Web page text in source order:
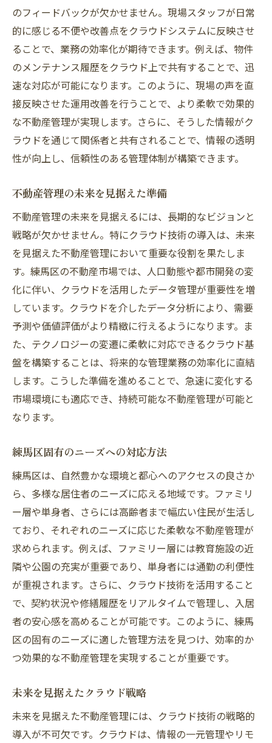
のフィードバックが欠かせません。現場スタッフが日常
的に感じる不便や改善点をクラウドシステムに反映させ
ることで、業務の効率化が期待できます。例えば、物件
のメンテナンス履歴をクラウド上で共有することで、迅
速な対応が可能になります。このように、現場の声を直
接反映させた運用改善を行うことで、より柔軟で効果的
な不動産管理が実現します。さらに、そうした情報がク
ラウドを通じて関係者と共有されることで、情報の透明
性が向上し、信頼性のある管理体制が構築できます。
不動産管理の未来を見据えた準備
不動産管理の未来を見据えるには、長期的なビジョンと
戦略が欠かせません。特にクラウド技術の導入は、未来
を見据えた不動産管理において重要な役割を果たしま
す。練馬区の不動産市場では、人口動態や都市開発の変
化に伴い、クラウドを活用したデータ管理が重要性を増
しています。クラウドを介したデータ分析により、需要
予測や価値評価がより精緻に行えるようになります。ま
た、テクノロジーの変遷に柔軟に対応できるクラウド基
盤を構築することは、将来的な管理業務の効率化に直結
します。こうした準備を進めることで、急速に変化する
市場環境にも適応でき、持続可能な不動産管理が可能と
なります。
練馬区固有のニーズへの対応方法
練馬区は、自然豊かな環境と都心へのアクセスの良さか
ら、多様な居住者のニーズに応える地域です。ファミリ
ー層や単身者、さらには高齢者まで幅広い住民が生活し
ており、それぞれのニーズに応じた柔軟な不動産管理が
求められます。例えば、ファミリー層には教育施設の近
隣や公園の充実が重要であり、単身者には通勤の利便性
が重視されます。さらに、クラウド技術を活用すること
で、契約状況や修繕履歴をリアルタイムで管理し、入居
者の安心感を高めることが可能です。このように、練馬
区の固有のニーズに適した管理方法を見つけ、効率的か
つ効果的な不動産管理を実現することが重要です。
未来を見据えたクラウド戦略
未来を見据えた不動産管理には、クラウド技術の戦略的
導入が不可欠です。クラウドは、情報の一元管理やリモ